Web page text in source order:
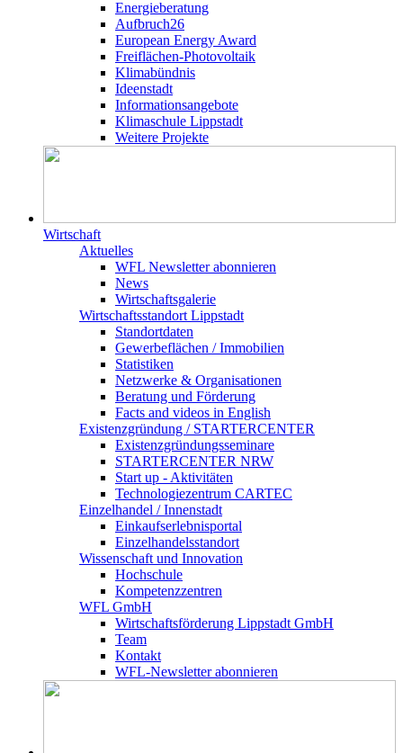
Energieberatung
Aufbruch26
European Energy Award
Freiflächen-Photovoltaik
Klimabündnis
Ideenstadt
Informationsangebote
Klimaschule Lippstadt
Weitere Projekte
Wirtschaft
Aktuelles
WFL Newsletter abonnieren
News
Wirtschaftsgalerie
Wirtschafts­­standort Lippstadt
Standortdaten
Gewerbeflächen / Immobilien
Statistiken
Netzwerke & Organisationen
Beratung und Förderung
Facts and videos in English
Existenz­gründung / STARTERCENTER
Existenzgründungsseminare
STARTERCENTER NRW
Start up - Aktivitäten
Technologiezentrum CARTEC
Einzelhandel / Innenstadt
Einkaufserlebnisportal
Einzelhandelsstandort
Wissenschaft und Innovation
Hochschule
Kompetenzzentren
WFL GmbH
Wirtschaftsförderung Lippstadt GmbH
Team
Kontakt
WFL-Newsletter abonnieren